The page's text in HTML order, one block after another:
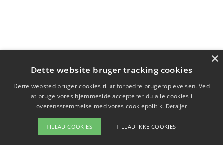
×
Dette website bruger tracking cookies
Dette websted bruger cookies til at forbedre brugeroplevelsen. Ved
at bruge vores hjemmeside accepterer du alle cookies i
overensstemmelse med vores cookiepolitik. Detaljer
TILLAD COOKIES TILLAD IKKE COOKIES